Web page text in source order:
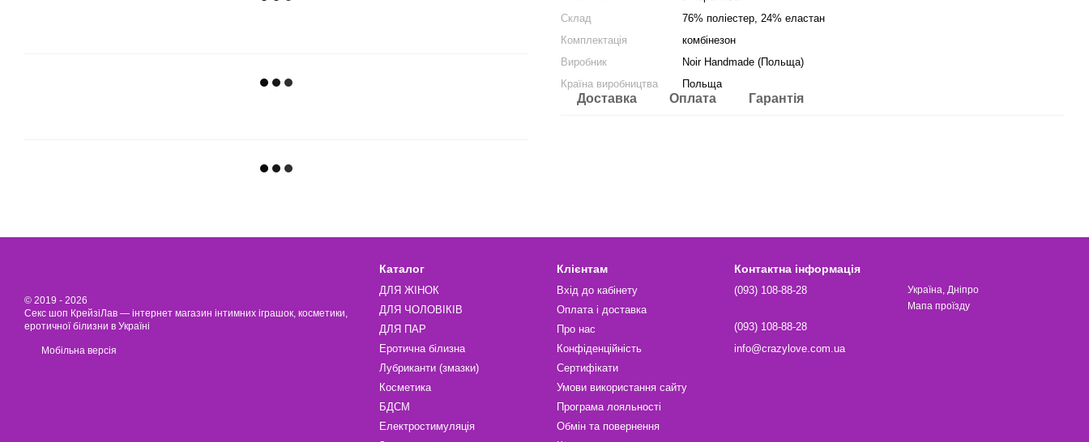
Склад
76% поліестер, 24% еластан
Комплектація
комбінезон
Виробник
Noir Handmade (Польща)
Країна виробництва
Польща
Доставка Оплата Гарантія
© 2019 - 2026
Секс шоп КрейзіЛав — інтернет магазин інтимних іграшок, косметики,
еротичної білизни в Україні
Мобільна версія
Каталог
ДЛЯ ЖІНОК
ДЛЯ ЧОЛОВІКІВ
ДЛЯ ПАР
Еротична білизна
Лубриканти (змазки)
Косметика
БДСМ
Електростимуляція
Клієнтам
Вхід до кабінету
Оплата і доставка
Про нас
Конфіденційність
Сертифікати
Умови використання сайту
Програма лояльності
Обмін та повернення
Контактна інформація
(093) 108-88-28
(093) 108-88-28
info@crazylove.com.ua
Україна, Дніпро
Мапа проїзду